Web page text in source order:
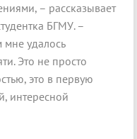
– рассказывает
БГМУ. –
удалось
Это не просто
это в первую
интересной